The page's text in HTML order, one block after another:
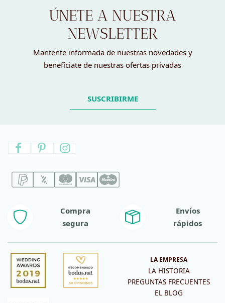
ÚNETE A NUESTRA
NEWSLETTER
Mantente informada de nuestras novedades y
benefíciate de nuestras ofertas privadas
SUSCRIBIRME
Compra
segura
Envíos
rápidos
LA EMPRESA
LA HISTORIA
PREGUNTAS FRECUENTES
EL BLOG